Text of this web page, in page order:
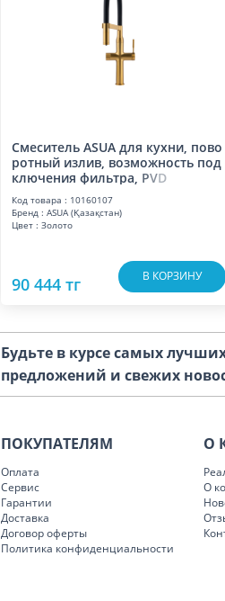
Смеситель ASUA для кухни, пово
ротный излив, возможность под
ключения фильтра, PVD
Код товара : 10160107
Бренд : ASUA (Қазақстан)
Цвет : Золото
90 444 тг В КОРЗИНУ
Будьте в курсе самых
предложений и свежих
ПОКУПАТЕЛЯМ
Оплата
Сервис
Гарантии
Доставка
Договор оферты
Политика конфиденциальности
О
О